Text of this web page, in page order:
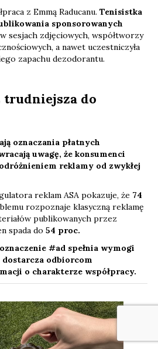
z Emmą Raducanu. Tenisistka
sponsorowanych
sesjach zdjęciowych, współtworzy
a nawet uczestniczyła
zapachu dezodorantu.
trudniejsza do
oznaczania płatnych
uwagę, że konsumenci
reklamy od zwykłej
reklam ASA pokazuje, że 74
rozpoznaje klasyczną reklamę
publikowanych przez
spada do 54 proc.
#ad spełnia wymogi
odbiorcom
o charakterze współpracy.